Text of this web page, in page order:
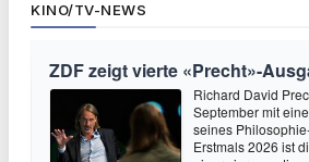
KINO/TV-NEWS
ZDF zeigt vierte «Precht»-
Richard David
September mit
seines
Erstmals 2026 ist